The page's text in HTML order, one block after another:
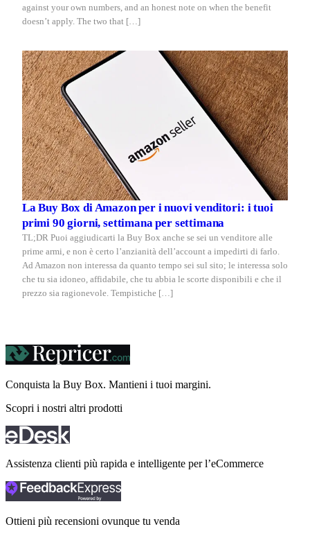
against your own numbers, and an honest note on when the benefit
doesn’t apply. The two that […]
La Buy Box di Amazon per i nuovi venditori: i tuoi
primi 90 giorni, settimana per settimana
TL;DR Puoi aggiudicarti la Buy Box anche se sei un venditore alle
prime armi, e non è certo l’anzianità dell’account a impedirti di farlo.
Ad Amazon non interessa da quanto tempo sei sul sito; le interessa solo
che tu sia idoneo, affidabile, che tu abbia le scorte disponibili e che il
prezzo sia ragionevole. Tempistiche […]
Conquista la Buy Box. Mantieni i tuoi margini.
Scopri i nostri altri prodotti
Assistenza clienti più rapida e intelligente per l’eCommerce
Ottieni più recensioni ovunque tu venda